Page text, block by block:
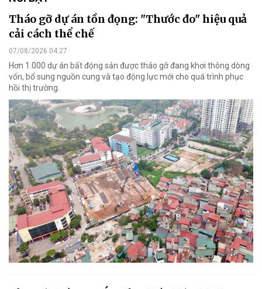
Tháo gỡ dự án tồn đọng: "Thước đo" hiệu quả
cải cách thể chế
07/08/2026 04:27
Hơn 1.000 dự án bất động sản được tháo gỡ đang khơi thông dòng
vốn, bổ sung nguồn cung và tạo động lực mới cho quá trình phục
hồi thị trường.